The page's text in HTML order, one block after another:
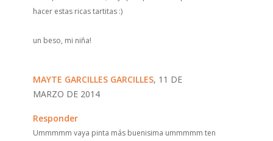
hacer estas ricas tartitas :)
un beso, mi niña!
MAYTE GARCILLES GARCILLES, 11 DE
MARZO DE 2014
Responder
Ummmmm vaya pinta más buenisima ummmmm ten